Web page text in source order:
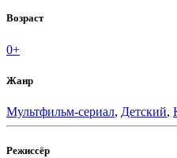
Возраст
0+
Жанр
Мультфильм-сериал, Детский,
Режиссёр